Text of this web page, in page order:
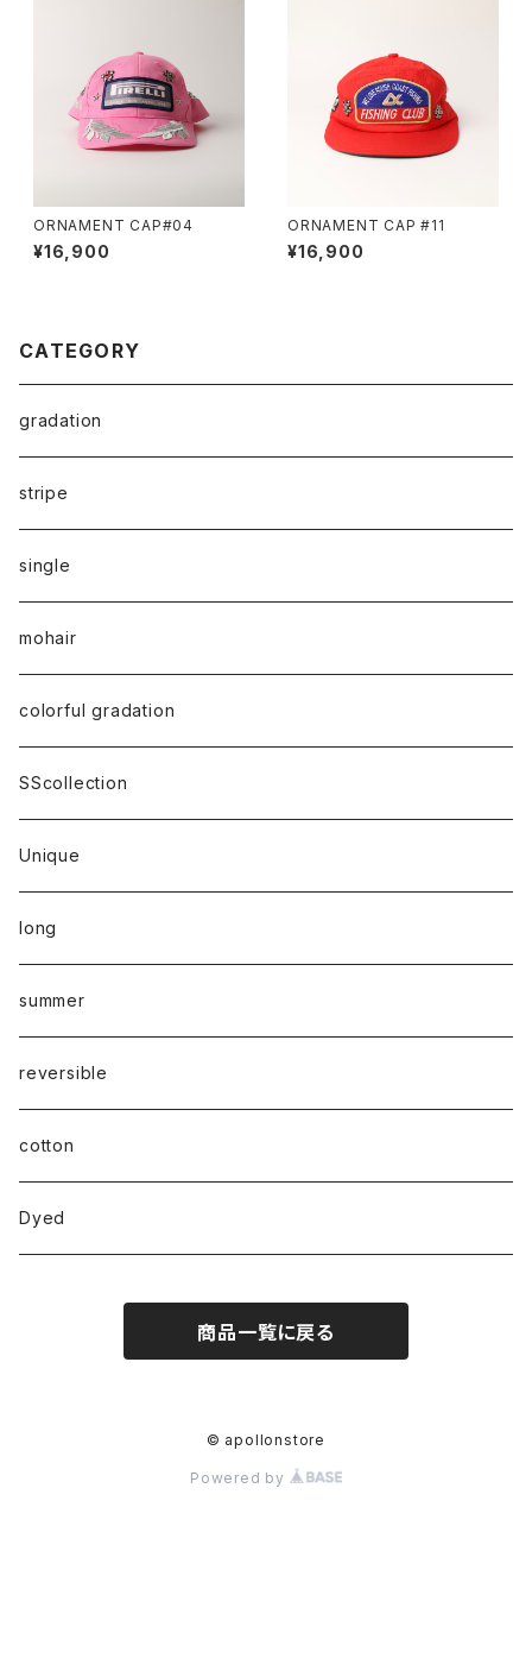
ORNAMENT CAP#04
¥16,900
ORNAMENT CAP #11
¥16,900
CATEGORY
gradation
stripe
single
mohair
colorful gradation
SScollection
Unique
long
summer
reversible
cotton
Dyed
商品一覧に戻る
© apollonstore
Powered by